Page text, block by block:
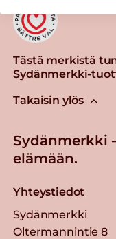
Tästä merkistä
Sydänmerkki-
Takaisin ylös
Sydänmerkki
elämään.
Yhteystiedot
Sydänmerkki
Oltermannintie 8